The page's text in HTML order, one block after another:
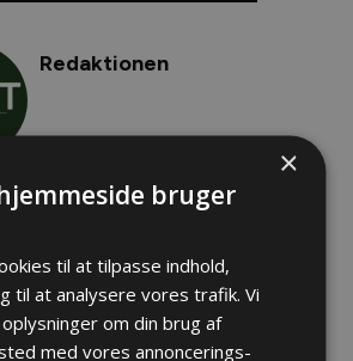
Redaktionen
hjorte påkørt i 2026
×
bruger
til at tilpasse indhold,
til at analysere vores trafik. Vi
om din brug af
med vores annoncerings-